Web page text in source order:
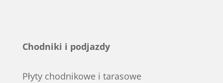
Chodniki i podjazdy
Płyty chodnikowe i tarasowe